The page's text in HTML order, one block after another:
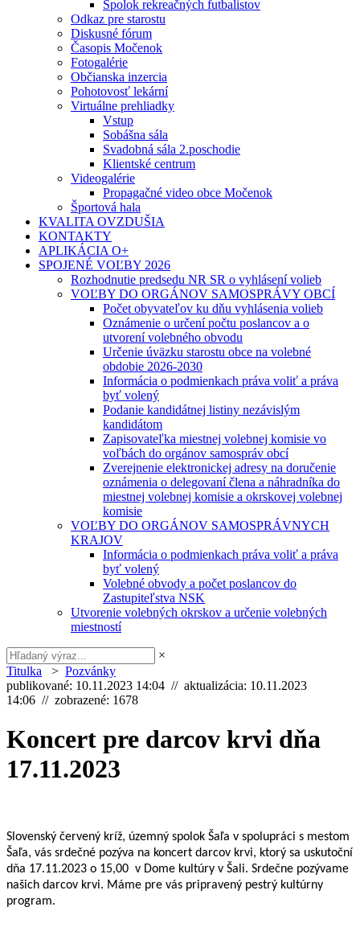
Spolok rekreačných futbalistov
Odkaz pre starostu
Diskusné fórum
Časopis Močenok
Fotogalérie
Občianska inzercia
Pohotovosť lekární
Virtuálne prehliadky
Vstup
Sobášna sála
Svadobná sála 2.poschodie
Klientské centrum
Videogalérie
Propagačné video obce Močenok
Športová hala
KVALITA OVZDUŠIA
KONTAKTY
APLIKÁCIA O+
SPOJENÉ VOĽBY 2026
Rozhodnutie predsedu NR SR o vyhlásení volieb
VOĽBY DO ORGÁNOV SAMOSPRÁVY OBCÍ
Počet obyvateľov ku dňu vyhlásenia volieb
Oznámenie o určení počtu poslancov a o
utvorení volebného obvodu
Určenie úväzku starostu obce na volebné
obdobie 2026-2030
Informácia o podmienkach práva voliť a práva
byť volený
Podanie kandidátnej listiny nezávislým
kandidátom
Zapisovateľka miestnej volebnej komisie vo
voľbách do orgánov samospráv obcí
Zverejnenie elektronickej adresy na doručenie
oznámenia o delegovaní člena a náhradníka do
miestnej volebnej komisie a okrskovej volebnej
komisie
VOĽBY DO ORGÁNOV SAMOSPRÁVNYCH
KRAJOV
Informácia o podmienkach práva voliť a práva
byť volený
Volebné obvody a počet poslancov do
Zastupiteľstva NSK
Utvorenie volebných okrskov a určenie volebných
miestností
×
Titulka > Pozvánky
publikované: 10.11.2023 14:04 // aktualizácia: 10.11.2023
14:06 // zobrazené: 1678
Koncert pre darcov krvi dňa
17.11.2023
Slovenský červený kríž, územný spolok Šaľa v spolupráci s mestom
Šaľa, vás srdečné pozýva na koncert darcov krvi, ktorý sa uskutoční
dňa 17.11.2023 o 15,00 v Dome kultúry v Šali. Srdečne pozývame
našich darcov krvi. Máme pre vás pripravený pestrý kultúrny
program.